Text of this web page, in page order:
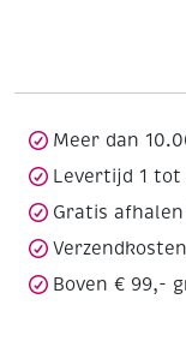
Meer dan
Levertijd 1 tot
Gratis
Boven € 99,-